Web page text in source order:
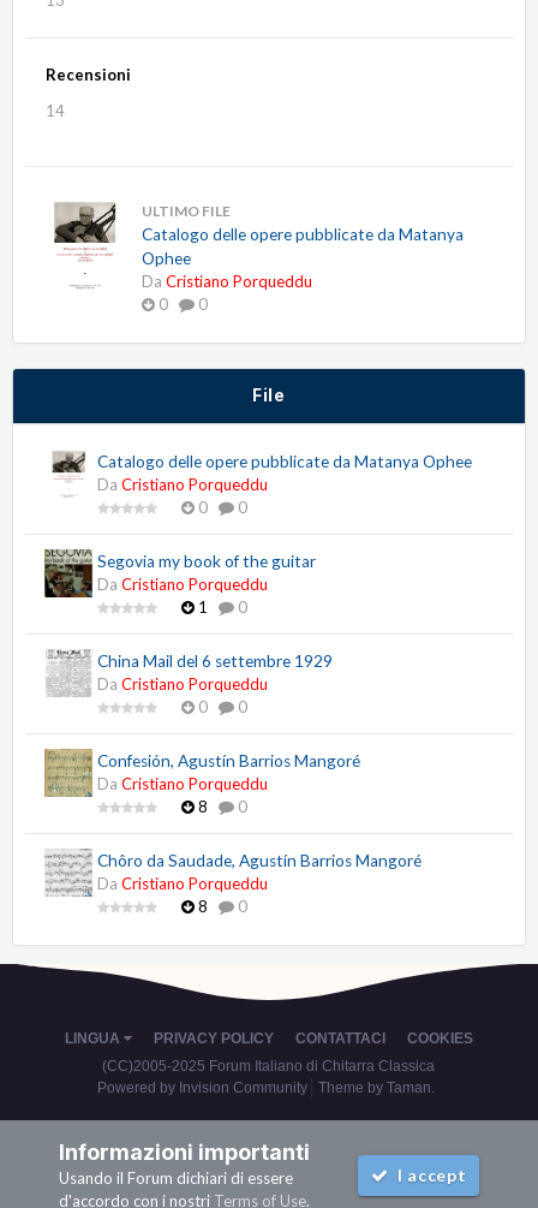
Recensioni
14
ULTIMO FILE
Catalogo delle opere pubblicate da Matanya
Ophee
Da Cristiano Porqueddu
0
0
File
Catalogo delle opere pubblicate da Matanya Ophee
Da Cristiano Porqueddu
0
0
Segovia my book of the guitar
Da Cristiano Porqueddu
1
0
China Mail del 6 settembre 1929
Da Cristiano Porqueddu
0
0
Confesión, Agustín Barrios Mangoré
Da Cristiano Porqueddu
8
0
Chôro da Saudade, Agustín Barrios Mangoré
Da Cristiano Porqueddu
8
0
LINGUA PRIVACY POLICY CONTATTACI
COOKIES
(CC)2005-2025 Forum Italiano di Chitarra Classica
Powered by Invision Community
Theme by Taman.
Informazioni importanti
Usando il Forum dichiari di essere
d'accordo con i nostri Terms of Use.
I accept